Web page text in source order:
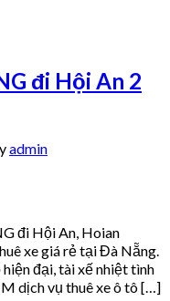
đi Hội An 2
admin
đi Hội An, Hoian
xe giá rẻ tại Đà Nẵng.
đại, tài xế nhiệt tình
dịch vụ thuê xe ô tô […]